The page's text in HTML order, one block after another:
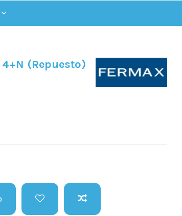
4+N (Repuesto)